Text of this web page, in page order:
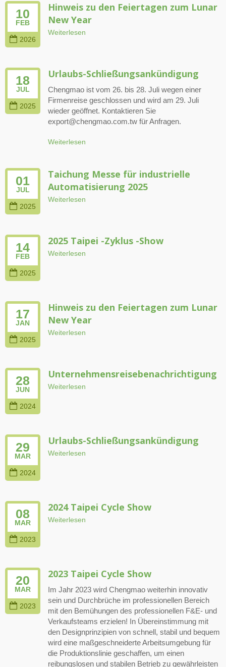
10
FEB
2026
Hinweis zu den Feiertagen zum Lunar
New Year
Weiterlesen
18
JUL
2025
Urlaubs-Schließungsankündigung
Chengmao ist vom 26. bis 28. Juli wegen einer
Firmenreise geschlossen und wird am 29. Juli
wieder geöffnet. Kontaktieren Sie
export@chengmao.com.tw für Anfragen.
Weiterlesen
01
JUL
2025
Taichung Messe für industrielle
Automatisierung 2025
Weiterlesen
14
FEB
2025
2025 Taipei -Zyklus -Show
Weiterlesen
17
JAN
2025
Hinweis zu den Feiertagen zum Lunar
New Year
Weiterlesen
28
JUN
2024
Unternehmensreisebenachrichtigung
Weiterlesen
29
MAR
2024
Urlaubs-Schließungsankündigung
Weiterlesen
08
MAR
2023
2024 Taipei Cycle Show
Weiterlesen
20
MAR
2023
2023 Taipei Cycle Show
Im Jahr 2023 wird Chengmao weiterhin innovativ
sein und Durchbrüche im professionellen Bereich
mit den Bemühungen des professionellen F&E- und
Verkaufsteams erzielen! In Übereinstimmung mit
den Designprinzipien von schnell, stabil und bequem
wird eine maßgeschneiderte Arbeitsumgebung für
die Produktionslinie geschaffen, um einen
reibungslosen und stabilen Betrieb zu gewährleisten